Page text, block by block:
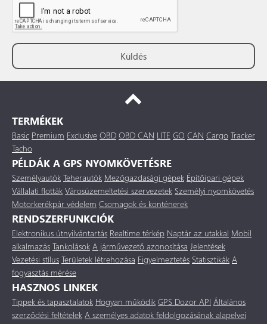
TERMÉKEK
Basic Premium Exclusive OBD OBD CAN LITE GO CAN Cargo Tracker
Tacho
PÉLDÁK A GPS NYOMKÖVETÉSRE
Személyautók Teherautók Mezőgazdasági gépek Építőipari gépek
Vállalati flották Városüzemeltetési szervezetek Személyi nyomkövetés
Motorkerékpár védelem Csomagok és konténerek
RENDSZERFUNKCIÓK
Elektronikus útnyilvántartás Realtime térkép Naptár az utakkal Mobil
alkalmazás Tankolások A járművezető azonosítása Jelentések
Vezetési stílus Területek létrehozása Figyelmeztetés Statisztikák A
fogyasztás mérése
HASZNOS LINKEK
Tippek és tapasztalatok Hogyan működik GPS Dozor API Általános
szerződési feltételek A személyes adatok feldolgozásának alapelvei